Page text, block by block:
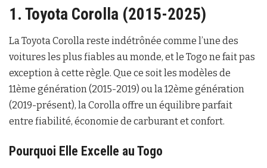
1. Toyota Corolla (2015-2025)
La Toyota Corolla reste indétrônée comme l’une des
voitures les plus fiables au monde, et le Togo ne fait pas
exception à cette règle. Que ce soit les modèles de
11ème génération (2015-2019) ou la 12ème génération
(2019-présent), la Corolla offre un équilibre parfait
entre fiabilité, économie de carburant et confort.
Pourquoi Elle Excelle au Togo